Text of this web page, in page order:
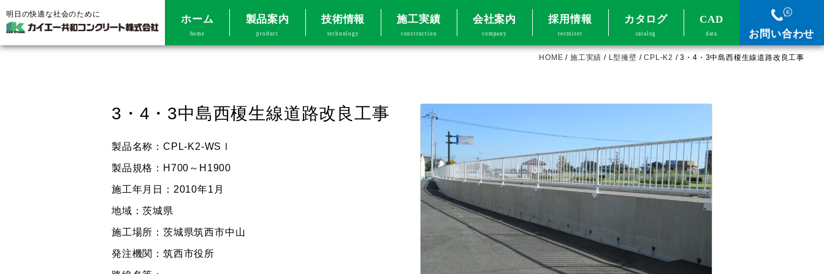
明日の快適な社会のために ホーム
home
製品案内
product
技術情報
technology
施工実績
construction
会社案内
company
採用情報
recruiter
カタログ
catalog
CAD
data お問い合わせ
HOME / 施工実績 / L型擁壁 /CPL-K2 /3・4・3中島西榎生線道路改良工事
3・4・3中島西榎生線道路改良工事
製品名称：CPL-K2-WSⅠ
製品規格：H700～H1900
施工年月日：2010年1月
地域：茨城県
施工場所：茨城県筑西市中山
発注機関：筑西市役所